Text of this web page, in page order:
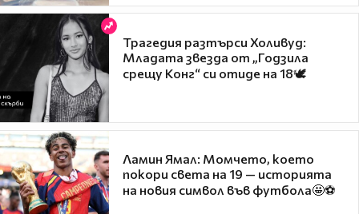
Трагедия разтърси Холивуд:
Младата звезда от „Годзила
срещу Конг“ си отиде на 18🕊️
Ламин Ямал: Момчето, което
покори света на 19 — историята
на новия символ във футбола🤩⚽